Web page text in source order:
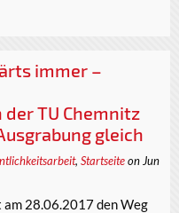
immer –
TU Chemnitz
gleich
, Startseiteon Jun
28.06.2017 den Weg